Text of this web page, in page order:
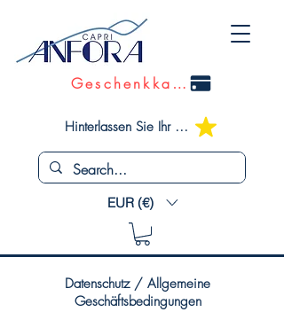
Geschenkkarte
Hinterlassen Sie Ihr Feedback
EUR (€)
Datenschutz / Allgemeine
Geschäftsbedingungen